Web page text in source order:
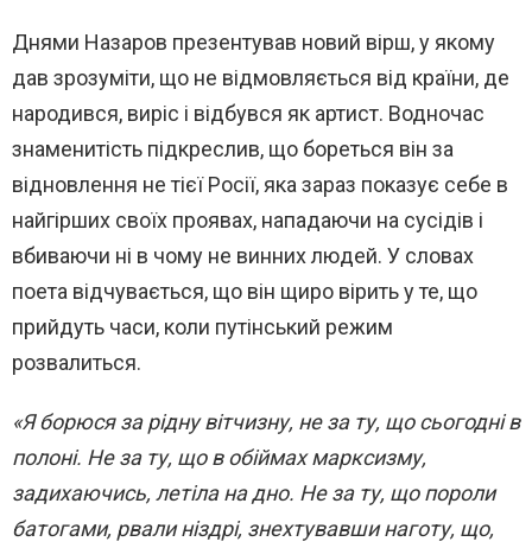
Днями Назаров презентував новий вірш, у якому
дав зрозуміти, що не відмовляється від країни, де
народився, виріс і відбувся як артист. Водночас
знаменитість підкреслив, що бореться він за
відновлення не тієї Росії, яка зараз показує себе в
найгірших своїх проявах, нападаючи на сусідів і
вбиваючи ні в чому не винних людей. У словах
поета відчувається, що він щиро вірить у те, що
прийдуть часи, коли путінський режим
розвалиться.
«Я борюся за рідну вітчизну, не за ту, що сьогодні в
полоні. Не за ту, що в обіймах марксизму,
задихаючись, летіла на дно. Не за ту, що пороли
батогами, рвали ніздрі, знехтувавши наготу, що,